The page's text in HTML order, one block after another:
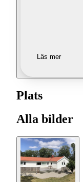
Läs mer
Plats
Alla bilder